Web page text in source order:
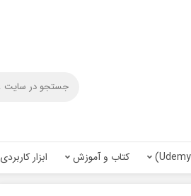
کتاب و آموزش ابزار کاربردی